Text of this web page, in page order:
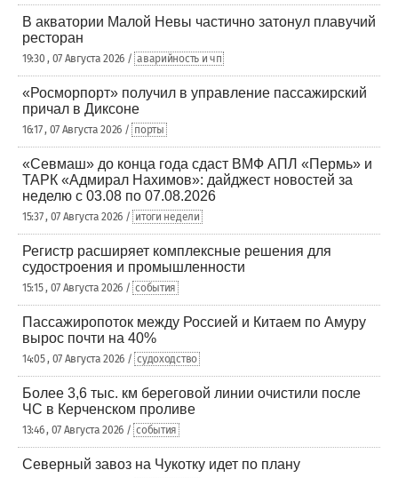
В акватории Малой Невы частично затонул плавучий
ресторан
19:30 , 07 Августа 2026 / аварийность и чп
«Росморпорт» получил в управление пассажирский
причал в Диксоне
16:17 , 07 Августа 2026 / порты
«Севмаш» до конца года сдаст ВМФ АПЛ «Пермь» и
ТАРК «Адмирал Нахимов»: дайджест новостей за
неделю с 03.08 по 07.08.2026
15:37 , 07 Августа 2026 / итоги недели
Регистр расширяет комплексные решения для
судостроения и промышленности
15:15 , 07 Августа 2026 / события
Пассажиропоток между Россией и Китаем по Амуру
вырос почти на 40%
14:05 , 07 Августа 2026 / судоходство
Более 3,6 тыс. км береговой линии очистили после
ЧС в Керченском проливе
13:46 , 07 Августа 2026 / события
Северный завоз на Чукотку идет по плану